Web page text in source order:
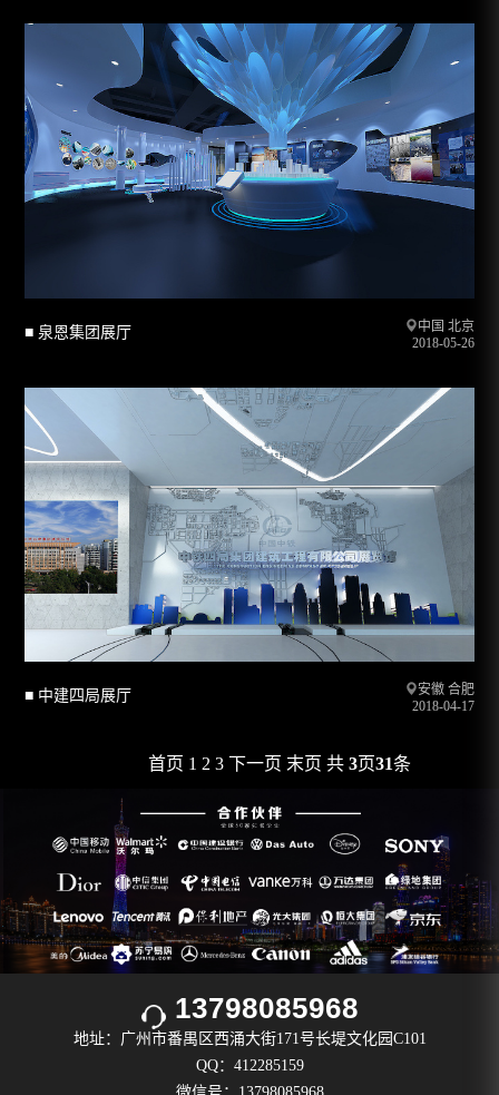
■ 泉恩集团展厅
中国 北京
2018-05-26
■ 中建四局展厅
安徽 合肥
2018-04-17
首页 1 2 3 下一页 末页 共 3页31条
13798085968
地址：广州市番禺区西涌大街171号长堤文化园C101
QQ：412285159